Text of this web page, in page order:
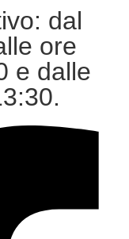
dal
ore
e dalle